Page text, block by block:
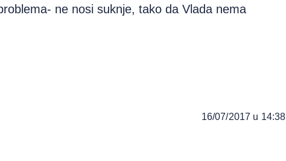
ne nosi suknje, tako da Vlada nema
16/07/2017 u 14:38